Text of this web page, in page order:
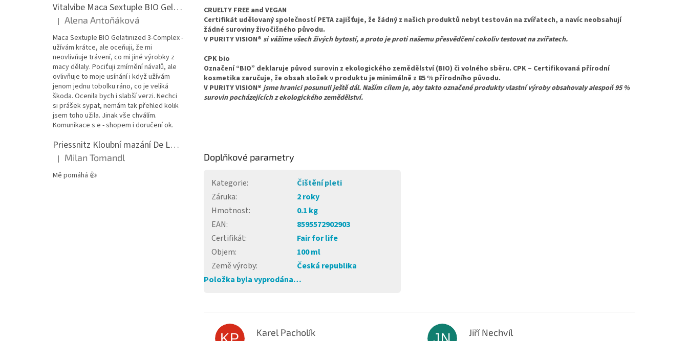
Vitalvibe Maca Sextuple BIO Gelatinized 3-Complex, 60 kapslí
Hodnocení produktu je 5 z 5 hvězdiček.
| Alena Antoňáková
Maca Sextuple BIO Gelatinized 3-Complex -
užívám krátce, ale oceňuji, že mi
neovlivňuje trávení, co mi jiné výrobky z
macy dělaly. Pociťuji zmírnění návalů, ale
ovlivňuje to moje usínání i když užívám
jenom jednu tobolku ráno, co je veliká
škoda. Ocenila bych i slabší verzi. Nechci
si prášek sypat, nemám tak přehled kolik
jsem toho užila. Jinak vše chválím.
Komunikace s e - shopem i doručení ok.
Priessnitz Kloubní mazání De Luxe, 200ml
Hodnocení produktu je 5 z 5 hvězdiček.
| Milan Tomandl
Mě pomáhá 👍
CRUELTY FREE and VEGAN
Certifikát udělovaný společností PETA zajišťuje, že žádný z našich produktů nebyl testován na zvířatech, a navíc neobsahují
žádné suroviny živočišného původu.
V PURITY VISION® si vážíme všech živých bytostí, a proto je proti našemu přesvědčení cokoliv testovat na zvířatech.
CPK bio
Označení “BIO” deklaruje původ surovin z ekologického zemědělství (BIO) či volného sběru. CPK – Certifikovaná přírodní
kosmetika zaručuje, že obsah složek v produktu je minimálně z 85 % přírodního původu.
V PURITY VISION®jsme hranici posunuli ještě dál. Naším cílem je, aby takto označené produkty vlastní výroby obsahovaly alespoň 95 %
surovin pocházejících z ekologického zemědělství.
Doplňkové parametry
Kategorie:
Čištění pleti
Záruka:
2 roky
Hmotnost:
0.1 kg
EAN:
8595572902903
Certifikát:
Fair for life
Objem:
100 ml
Země výroby:
Česká republika
Položka byla vyprodána…
Karel Pacholík Jiří Nechvíl